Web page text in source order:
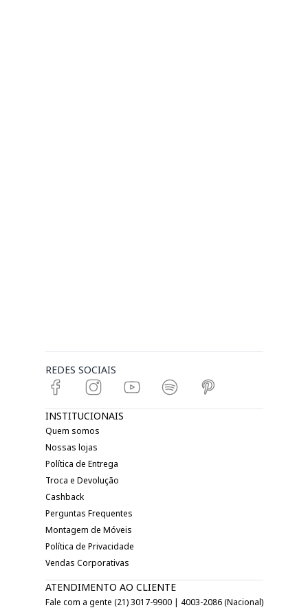
REDES SOCIAIS
INSTITUCIONAIS
Quem somos
Nossas lojas
Política de Entrega
Troca e Devolução
Cashback
Perguntas Frequentes
Montagem de Móveis
Política de Privacidade
Vendas Corporativas
ATENDIMENTO AO CLIENTE
Fale com a gente (21) 3017-9900 | 4003-2086 (Nacional)